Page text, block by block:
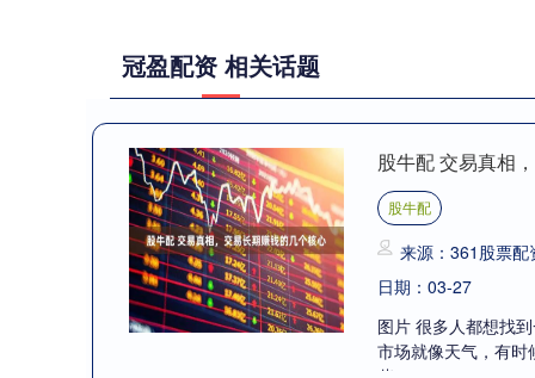
冠盈配资 相关话题
股牛配 交易真相
股牛配
来源：361股票配
日期：03-27
图片 很多人都想找
市场就像天气，有